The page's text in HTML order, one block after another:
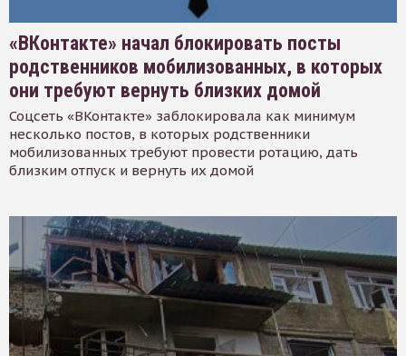
«ВКонтакте» начал блокировать посты
родственников мобилизованных, в которых
они требуют вернуть близких домой
Соцсеть «ВКонтакте» заблокировала как минимум
несколько постов, в которых родственники
мобилизованных требуют провести ротацию, дать
близким отпуск и вернуть их домой